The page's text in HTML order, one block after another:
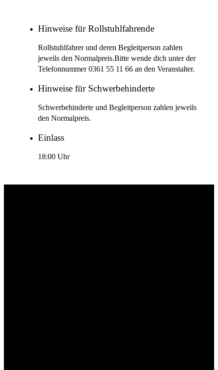
Hinweise für Rollstuhlfahrende
Rollstuhlfahrer und deren Begleitperson zahlen
jeweils den Normalpreis.Bitte wende dich unter der
Telefonnummer 0361 55 11 66 an den Veranstalter.
Hinweise für Schwerbehinderte
Schwerbehinderte und Begleitperson zahlen jeweils
den Normalpreis.
Einlass
18:00 Uhr